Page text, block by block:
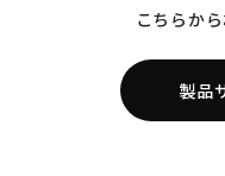
こちらか
製品